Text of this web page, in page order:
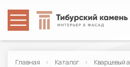
Главная Каталог
Кварцевый